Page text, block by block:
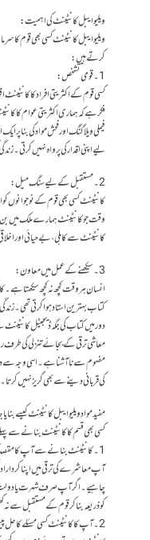
ویلیوایبل کانٹینٹ کی اہمیت:
ویلیوایبل کانٹینٹ کسی بھی قوم کا
کرتے ہیں:
1۔ قومی تشخص:
کسی قوم کے اکثریتی افراد کا
فکر ہے کہ ہماری اکثریتی عوام کا
فیملی ویلاگنگ اور فحش مواد کی بنا
لیے اپنی اقدار کی پرواہ نہیں
2۔ مستقبل کے لیے سنگ میل:
کانٹینٹ کسی بھی قوم کے نوجوانوں
وقت جو کانٹینٹ ہمارے ملک میں بن
کانٹینٹ سے کاہلی، بے حیائی اور
3۔ سیکھنے کے عمل میں معاون:
انسان ہر وقت کچھ نہ کچھ سیکھتا
کتاب بہترین استاد ہوا کرتی تھی۔
دور میں کتاب کی جگہ ڈیجیٹل
معاشی ترقی کے بجائے تنزلی کی طرف
مفہوم سے ناآشنا ہے۔ اسی وجہ سے
کی قربانی دینے سے بھی گریز نہیں کرتا۔
مفید مواد ویلیوایبل کانٹینٹ کیسے
کسی بھی قسم کا کانٹینٹ بنانے سے
1۔ کانٹینٹ بنانے سے آپ کا مقصد کیا ہے؟
آپ معاشرے کی ترقی میں اپنا کردار
چاہیے۔ اگر آپ صرف شہرت یا دولت
کو ذریعہ بنا کر قوم کے مستقبل سے نہ
2۔ آپ کا کانٹینٹ کسی مسئلے کا حل پیش کر رہا ہے؟